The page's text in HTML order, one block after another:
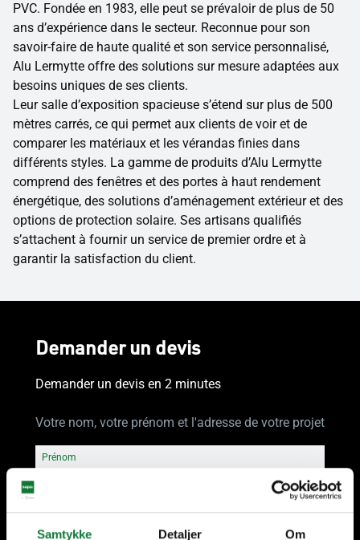
Samtykke Detaljer Om
PVC. Fondée en 1983, elle peut se prévaloir de plus de 50
ans d’expérience dans le secteur. Reconnue pour son
savoir-faire de haute qualité et son service personnalisé,
Alu Lermytte offre des solutions sur mesure adaptées aux
besoins uniques de ses clients.
Leur salle d’exposition spacieuse s’étend sur plus de 500
mètres carrés, ce qui permet aux clients de voir et de
comparer les matériaux et les vérandas finies dans
différents styles. La gamme de produits d’Alu Lermytte
comprend des fenêtres et des portes à haut rendement
énergétique, des solutions d’aménagement extérieur et des
options de protection solaire. Ses artisans qualifiés
s’attachent à fournir un service de premier ordre et à
garantir la satisfaction du client.
Demander un devis
Demander un devis en 2 minutes
Votre nom, votre prénom et l'adresse de votre projet
Prénom
Nom